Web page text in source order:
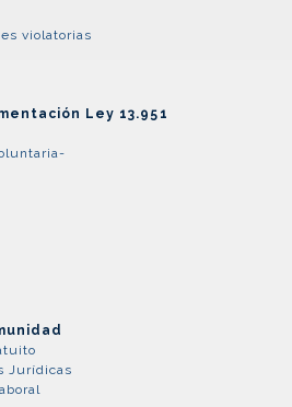
violatorias
Ley 13.951
Jurídicas